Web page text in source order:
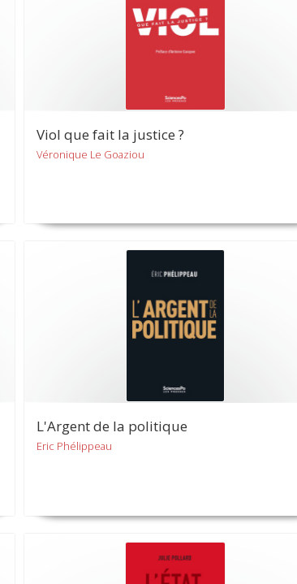
Viol que fait la justice ?
Véronique Le Goaziou
L'Argent de la politique
Eric Phélippeau